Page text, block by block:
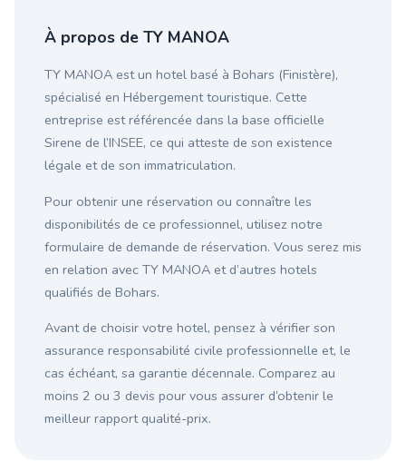
À propos de TY MANOA
TY MANOA est un hotel basé à Bohars (Finistère),
spécialisé en Hébergement touristique. Cette
entreprise est référencée dans la base officielle
Sirene de l’INSEE, ce qui atteste de son existence
légale et de son immatriculation.
Pour obtenir une réservation ou connaître les
disponibilités de ce professionnel, utilisez notre
formulaire de demande de réservation. Vous serez mis
en relation avec TY MANOA et d’autres hotels
qualifiés de Bohars.
Avant de choisir votre hotel, pensez à vérifier son
assurance responsabilité civile professionnelle et, le
cas échéant, sa garantie décennale. Comparez au
moins 2 ou 3 devis pour vous assurer d’obtenir le
meilleur rapport qualité-prix.